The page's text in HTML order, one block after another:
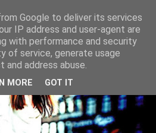
Google to deliver its services
IP address and user-agent are
with performance and security
of service, generate usage
address abuse.
MORE GOT IT